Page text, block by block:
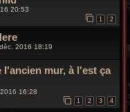
20:53
1 2
2016 18:19
mur, à l'est ça
16:28
1 2 3 4